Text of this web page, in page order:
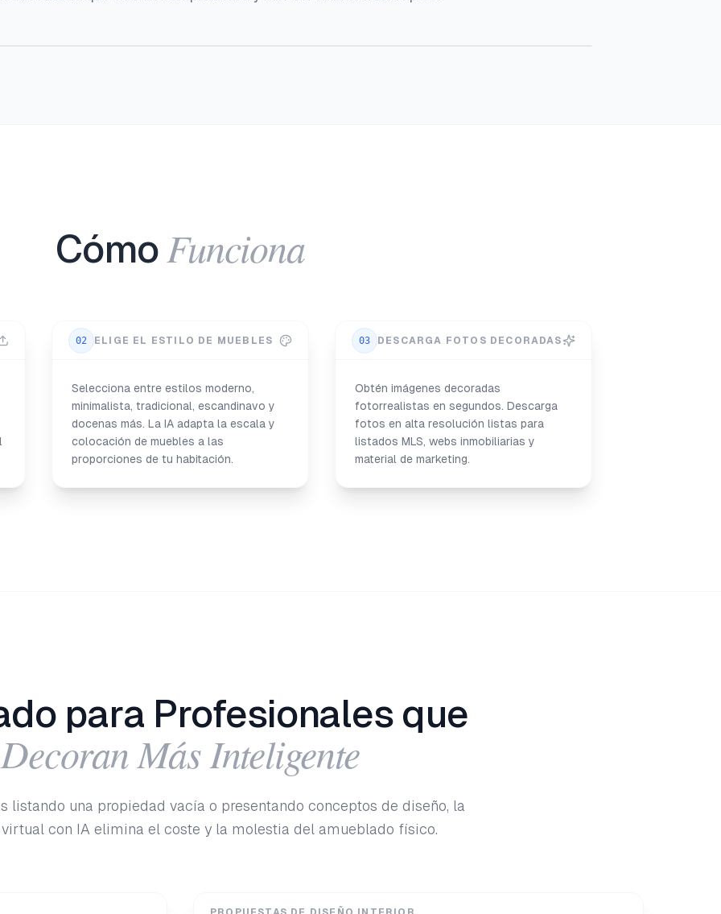
CómoFunciona
02 ELIGE EL ESTILO DE MUEBLES
Selecciona entre estilos moderno,
minimalista, tradicional, escandinavo y
docenas más. La IA adapta la escala y
colocación de muebles a las
proporciones de tu habitación.
03 DESCARGA FOTOS DECORADAS
Obtén imágenes decoradas
fotorrealistas en segundos. Descarga
fotos en alta resolución listas para
listados MLS, webs inmobiliarias y
material de marketing.
para Profesionales que
Decoran Más Inteligente
listando una propiedad vacía o presentando conceptos de diseño, la
con IA elimina el coste y la molestia del amueblado físico.